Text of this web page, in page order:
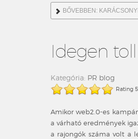
BŐVEBBEN:
Idegen toll
Kategória: PR blog
Rating
Amikor web2.0-es
a várható eredmények
a rajongók száma volt a